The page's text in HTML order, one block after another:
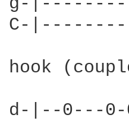
C-
hook
d-|--0---0-